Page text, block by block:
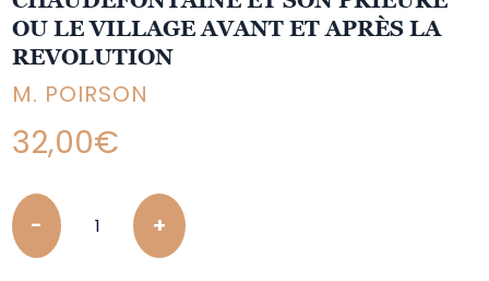
OU LE VILLAGE AVANT ET APRÈS LA
REVOLUTION
M. POIRSON
32,00€
Quantity